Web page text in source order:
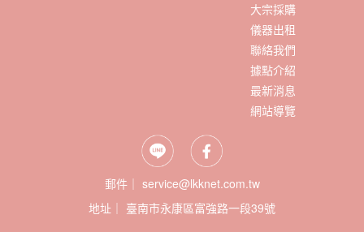
大宗採購
儀器出租
聯絡我們
據點介紹
最新消息
網站導覽
郵件｜ service@lkknet.com.tw
地址｜